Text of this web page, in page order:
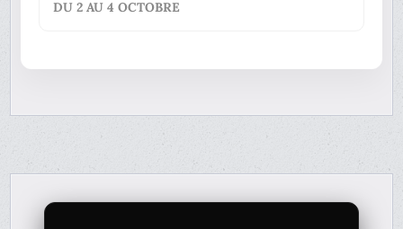
DU 2 AU 4 OCTOBRE